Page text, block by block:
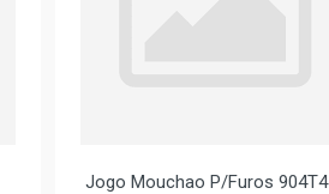
Jogo Mouchao P/Furos 904T4